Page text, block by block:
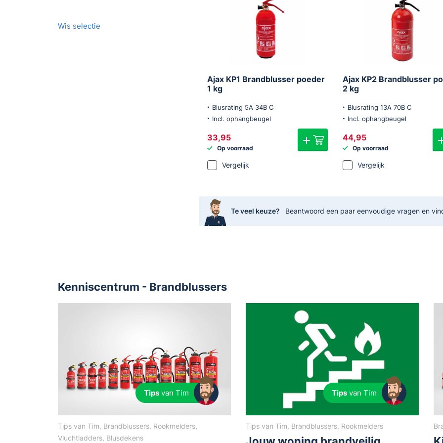
Wis selectie
Ajax KP1 Brandblusser poeder
1 kg
Blusrating 5A 34B C
Incl. ophangbeugel
33,95
Op voorraad
Vergelijk
Ajax KP2 Brandblusser
2 kg
Blusrating 13A 70B C
Incl. ophangbeugel
44,95
Op voorraad
Vergelijk
Te veel keuze? Beantwoord een paar eenvoudige vragen en
Kenniscentrum - Brandblussers
Tipsvan Tim
Tips van Tim, Brandblussers, Rookmelders,
Vluchtladders, Blusdekens
Tipsvan Tim
Tips van Tim, Brandblussers, Rookmelders